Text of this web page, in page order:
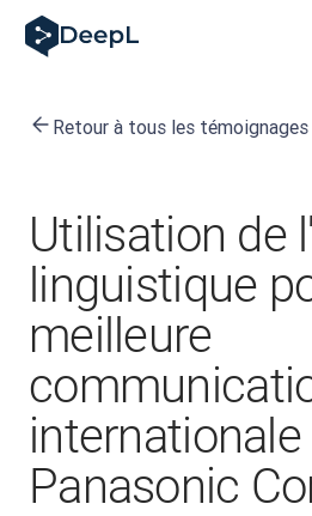
DeepL pour agents IA
Translation Flow de DeepL : des
Découvrez Translation Flow : la
De la traduction de texte à la
Building an instantly accessible
Retour à tous les témoignages
Utilisation de
linguistique
meilleure
Panasonic